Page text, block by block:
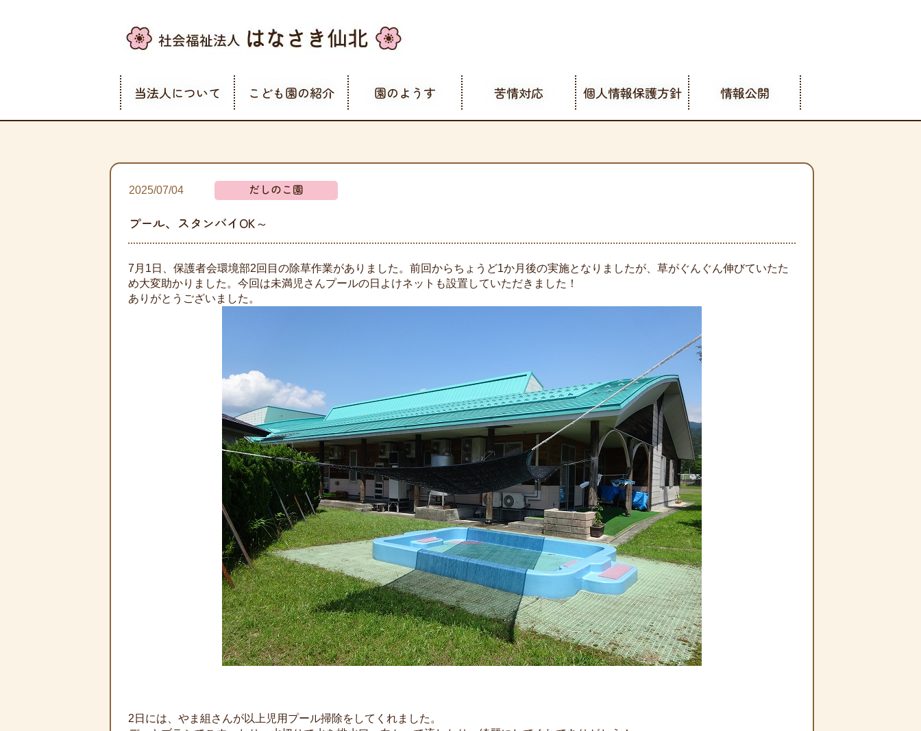
当法人について こども園の紹介 園のようす 苦情対応 個人情報保護方針 情報公開
2025/07/04 だしのこ園
プール、スタンバイOK～
7月1日、保護者会環境部2回目の除草作業がありました。前回からちょうど1か月後の実施となりましたが、草がぐんぐん伸びていたた
め大変助かりました。今回は未満児さんプールの日よけネットも設置していただきました！
ありがとうございました。
2日には、やま組さんが以上児用プール掃除をしてくれました。